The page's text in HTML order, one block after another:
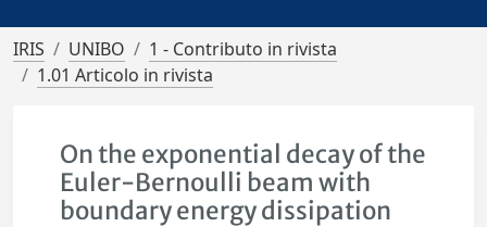
IRIS UNIBO
1 - Contributo in rivista
1.01 Articolo in rivista
On the exponential decay of the
Euler-Bernoulli beam with
boundary energy dissipation